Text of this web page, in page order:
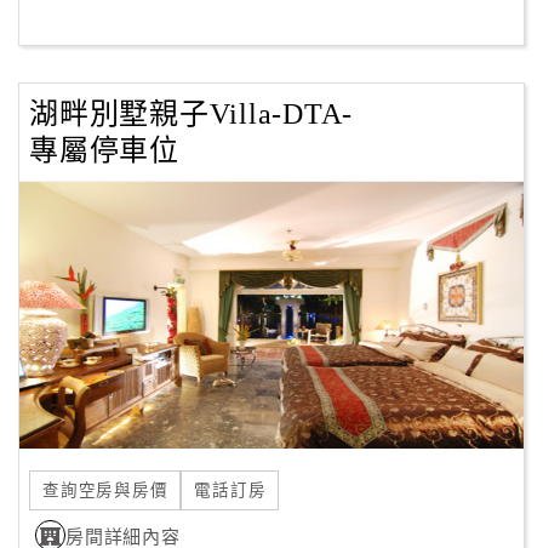
湖畔別墅親子Villa-DTA-
專屬停車位
查詢空房與房價 電話訂房
房間詳細內容